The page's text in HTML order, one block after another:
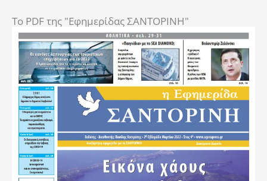
To PDF της "Εφημερίδας ΣΑΝΤΟΡΙΝΗ"